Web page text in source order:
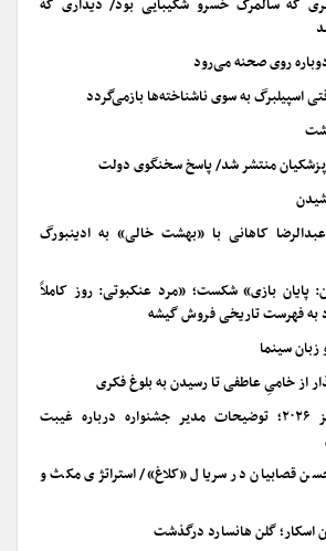
مناسبت ۲۸ تیری که سالمرگ خسرو شکیبایی بود/ دیداری که
روی صحنه می‌رود
اسپیلبرگ به سوی ناشناخته‌ها بازمی‌گردد
پزشکیان منتشر شد/ پاسخ سخنگوی دولت
کاهانی با «بهشت خالی» به ادینبورگ
پایان بازی» شکست؛ «مرد عنکبوتی: روز کاملاً
به فهرست تاریخی فروش گیشه
سینما
از خامیِ عاطفی تا رسیدن به بلوغ فکری
فستیوال فیلم ونیز ۲۰۲۶؛ توضیحات مدیر جشنواره درباره غیبت
قصابیان در سریال «کلاغ»/ استراتژی مکث و
اسکار؛ گلن هانسارد درگذشت